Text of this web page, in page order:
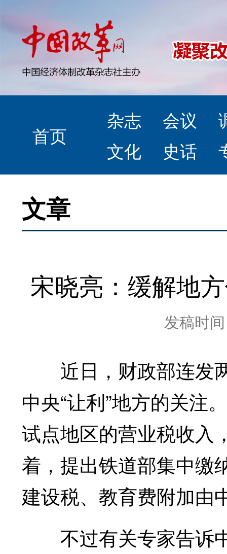
首页
杂志 会议
文化
史话
文章
宋晓亮：缓解地
发稿时
近日，财政部连发
中央“让利”地方的关注
试点地区的营业税收入
着，提出铁道部集中缴
建设税、教育费附加由
不过有关专家告诉中